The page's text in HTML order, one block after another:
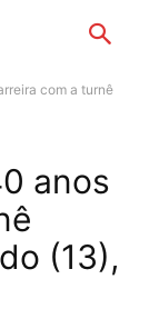
com a turnê
anos
(13),